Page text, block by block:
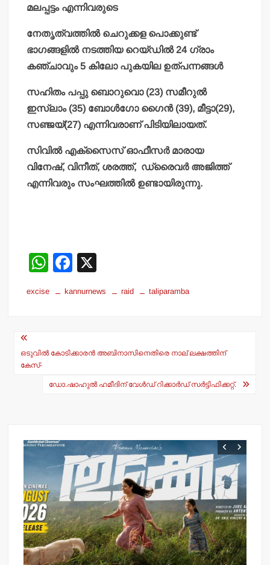
മലപ്പട്ടം എന്നിവരുടെ
നേതൃത്വത്തില്‍ ചെറുക്കള പൊക്കുണ്ട്
ഭാഗങ്ങളില്‍ നടത്തിയ റെയ്ഡില്‍ 24 ഗ്രാം
കഞ്ചാവും 5 കിലോ പുകയില ഉത്പന്നങ്ങള്‍
സഹിതം പപ്പു ബൊറുവൊ (23) സമീറുല്‍
ഇസ്ലാം (35) ബോള്‍ഗോ ഗൈന്‍ (39), മീട്ടാ(29),
സഞ്ജയ്(27) എന്നിവരാണ് പിടിയിലായത്.
സിവില്‍ എക്‌സൈസ് ഓഫീസര്‍ മാരായ
വിനേഷ്, വിനീത്, ശരത്ത്, ഡ്രൈവര്‍ അജിത്ത്
എന്നിവരും സംഘത്തില്‍ ഉണ്ടായിരുന്നു.
W
at
p
p
F
c
o
o
excise kannurnews raid taliparamba
Post
navigation
ഒടുവില്‍ കോടിക്കാരന്‍ അബിനാസിനെതിരെ നാല് ലക്ഷത്തിന്
കേസ്-
ഡോ.ഷാഹുല്‍ ഹമീദിന് വേള്‍ഡ് റിക്കാര്‍ഡ് സര്‍ട്ടിഫിക്കറ്റ്.